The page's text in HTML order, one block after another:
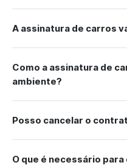
A assinatura de carros
Como a assinatura de
ambiente?
Posso cancelar o
O que é necessário